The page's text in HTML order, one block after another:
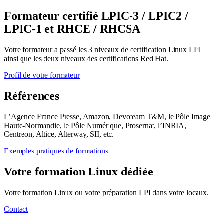
Formateur certifié LPIC-3 / LPIC2 /
LPIC-1 et RHCE / RHCSA
Votre formateur a passé les 3 niveaux de certification Linux LPI
ainsi que les deux niveaux des certifications Red Hat.
Profil de votre formateur
Références
L’Agence France Presse, Amazon, Devoteam T&M, le Pôle Image
Haute-Normandie, le Pôle Numérique, Prosernat, l’INRIA,
Centreon, Altice, Alterway, SII, etc.
Exemples pratiques de formations
Votre formation Linux dédiée
Votre formation Linux ou votre préparation LPI dans votre locaux.
Contact